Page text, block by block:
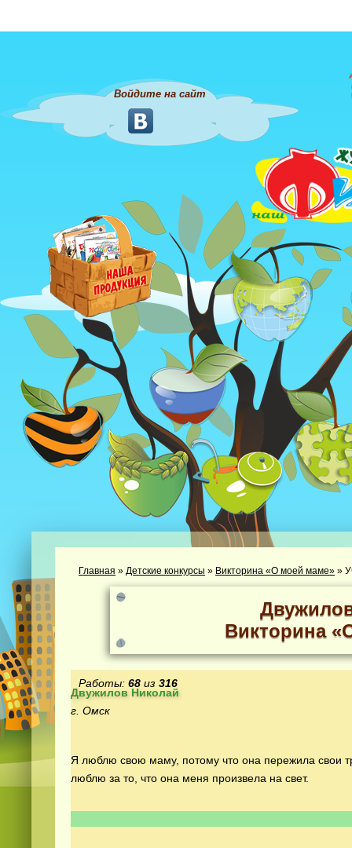
Войдите на сайт
Главная » Детские конкурсы » Викторина «О моей маме» »
Викторина
Работы: 68 из 316
Двужилов Николай
г. Омск
Я люблю свою маму, потому что она пережила свои
люблю за то, что она меня произвела на свет.